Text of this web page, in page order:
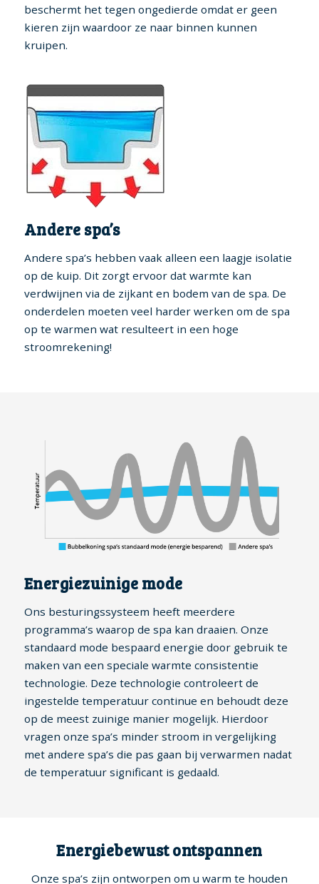
beschermt het tegen ongedierde omdat er geen
kieren zijn waardoor ze naar binnen kunnen
kruipen.
Andere spa’s
Andere spa’s hebben vaak alleen een laagje isolatie
op de kuip. Dit zorgt ervoor dat warmte kan
verdwijnen via de zijkant en bodem van de spa. De
onderdelen moeten veel harder werken om de spa
op te warmen wat resulteert in een hoge
stroomrekening!
Energiezuinige mode
Ons besturingssysteem heeft meerdere
programma’s waarop de spa kan draaien. Onze
standaard mode bespaard energie door gebruik te
maken van een speciale warmte consistentie
technologie. Deze technologie controleert de
ingestelde temperatuur continue en behoudt deze
op de meest zuinige manier mogelijk. Hierdoor
vragen onze spa’s minder stroom in vergelijking
met andere spa’s die pas gaan bij verwarmen nadat
de temperatuur significant is gedaald.
Energiebewust ontspannen
Onze spa’s zijn ontworpen om u warm te houden